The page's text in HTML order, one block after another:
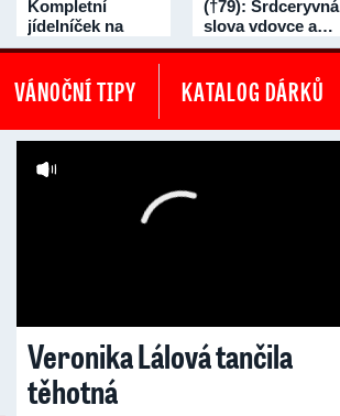
Kompletní
jídelníček na
třicet dní!
(†79): Srdceryvná
slova vdovce a…
VÁNOČNÍ TIPY KATALOG DÁRKŮ
Veronika Lálová tančila
těhotná